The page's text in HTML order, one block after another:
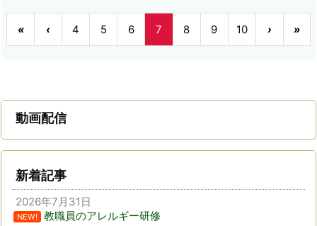
« ‹ 4 5 6 7 8 9 10 › »
動画配信
新着記事
2026年7月31日
NEW!
教職員のアレルギー研修